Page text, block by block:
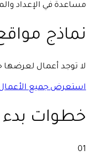
مساعدة في الإعداد
نماذج
لا توجد أعمال لعرضها
استعرض جميع
خطوات بدء
01